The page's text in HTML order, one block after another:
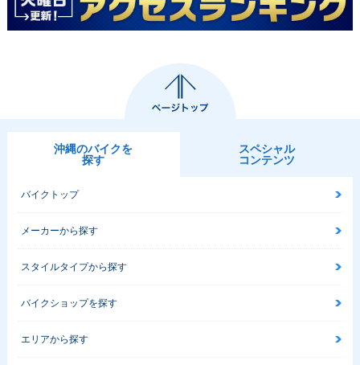
沖縄のバイクを
探す
スペシャル
コンテンツ
バイクトップ
メーカーから探す
スタイルタイプから探す
バイクショップを探す
エリアから探す